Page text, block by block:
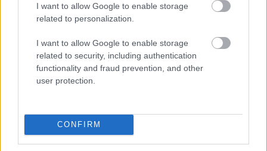
I want to allow Google to enable storage
related to personalization.
I want to allow Google to enable storage
related to security, including authentication
functionality and fraud prevention, and other
user protection.
CONFIRM
Hány lyukat látsz a
el rólad a válaszod
Schóbert Norbi
együtt...…
hercegnőjelmezben
mentett meg egy…
éjszaka csendjében: